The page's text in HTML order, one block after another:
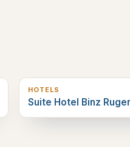
HOTELS
Suite Hotel Binz